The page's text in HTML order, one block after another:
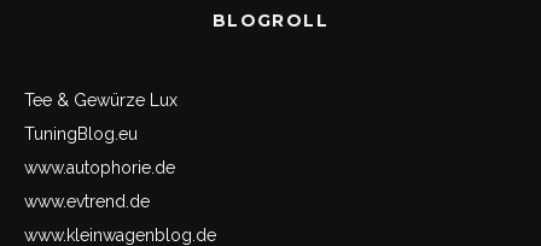
BLOGROLL
Tee & Gewürze Lux
TuningBlog.eu
www.autophorie.de
www.evtrend.de
www.kleinwagenblog.de